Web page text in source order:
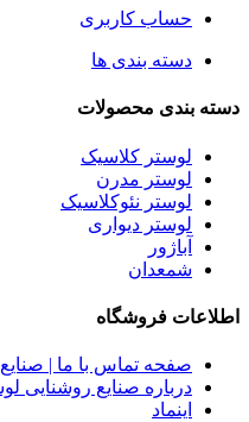
حساب کاربری
دسته بندی ها
دسته بندی محصولات
لوستر کلاسیک
لوستر مدرن
لوستر نئوکلاسیک
لوستر دیواری
آباژور
شمعدان
اطلاعات فروشگاه
صفحه تماس با ما |
درباره صنایع روشنایی
اینماد